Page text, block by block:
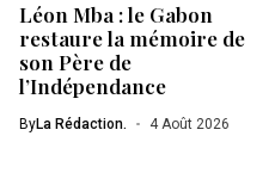
Léon Mba : le Gabon
restaure la mémoire de
son Père de
l’Indépendance
ByLa Rédaction. 4 Août 2026